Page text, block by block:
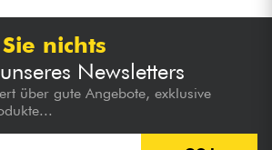
nichts
Newsletters
über gute Angebote, exklusive